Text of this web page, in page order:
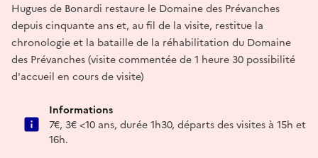
Hugues de Bonardi restaure le Domaine des Prévanches
depuis cinquante ans et, au fil de la visite, restitue la
chronologie et la bataille de la réhabilitation du Domaine
des Prévanches (visite commentée de 1 heure 30 possibilité
d'accueil en cours de visite)
Informations
7€, 3€ <10 ans, durée 1h30, départs des visites à 15h et
16h.